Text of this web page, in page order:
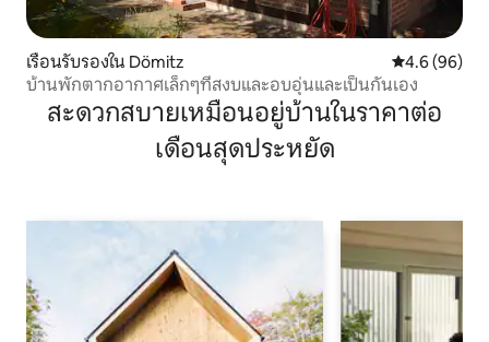
เรือนรับรองใน Dömitz คะแนนเฉลี่ย
4.6 (96)
บ้านพักตากอากาศเล็กๆที่สงบและอบอุ่นและเป็นกันเอง
สะดวกสบายเหมือนอยู่บ้านในราคาต่อ
เดือนสุดประหยัด